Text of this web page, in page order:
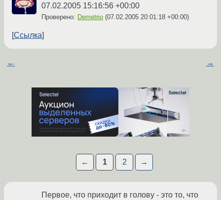
07.02.2005 15:16:56 +00:00
Проверено: Demetrio (07.02.2005 20:01:18 +00:00)
Ссылка
← →
← 1 2 →
Первое, что приходит в голову - это то, что